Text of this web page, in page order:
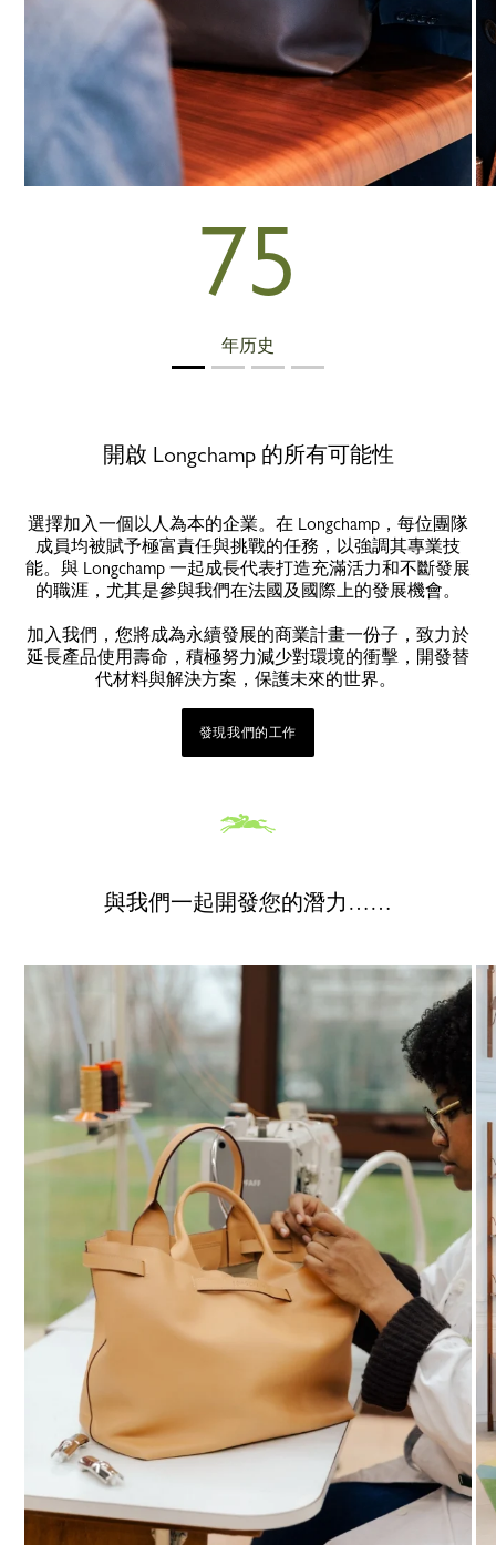
75
年历史
開啟 Longchamp 的所有可能性
選擇加入一個以人為本的企業。在 Longchamp，每位團隊
成員均被賦予極富責任與挑戰的任務，以強調其專業技
能。與 Longchamp 一起成長代表打造充滿活力和不斷發展
的職涯，尤其是參與我們在法國及國際上的發展機會。
加入我們，您將成為永續發展的商業計畫一份子，致力於
延長產品使用壽命，積極努力減少對環境的衝擊，開發替
代材料與解決方案，保護未來的世界。
發現我們的工作
與我們一起開發您的潛力……